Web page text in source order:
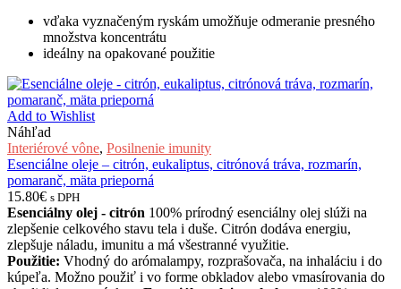
vďaka vyznačeným ryskám umožňuje odmeranie presného
množstva koncentrátu
ideálny na opakované použitie
Add to Wishlist
Náhľad
Interiérové vône, Posilnenie imunity
Esenciálne oleje – citrón, eukaliptus, citrónová tráva, rozmarín,
pomaranč, mäta prieporná
15.80€ s DPH
Esenciálny olej - citrón 100% prírodný esenciálny olej slúži na
zlepšenie celkového stavu tela i duše. Citrón dodáva energiu,
zlepšuje náladu, imunitu a má všestranné využitie.
Použitie: Vhodný do arómalampy, rozprašovača, na inhaláciu i do
kúpeľa. Možno použiť i vo forme obkladov alebo vmasírovania do